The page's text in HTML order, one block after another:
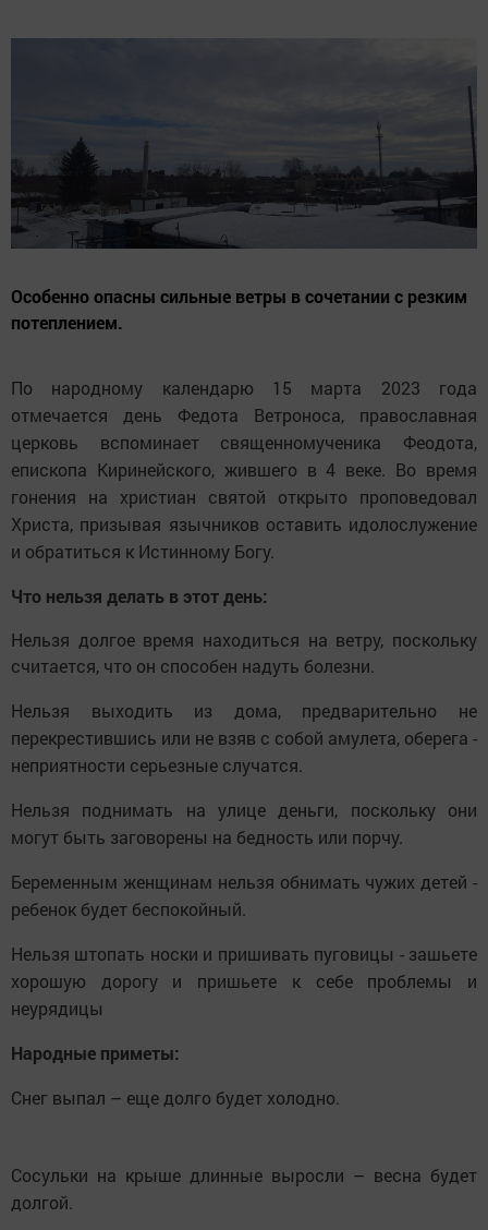
Особенно опасны сильные ветры в сочетании с резким
потеплением.
По народному календарю 15 марта 2023 года
отмечается день Федота Ветроноса, православная
церковь вспоминает священномученика Феодота,
епископа Киринейского, жившего в 4 веке. Во время
гонения на христиан святой открыто проповедовал
Христа, призывая язычников оставить идолослужение
и обратиться к Истинному Богу.
Что нельзя делать в этот день:
Нельзя долгое время находиться на ветру, поскольку
считается, что он способен надуть болезни.
Нельзя выходить из дома, предварительно не
перекрестившись или не взяв с собой амулета, оберега -
неприятности серьезные случатся.
Нельзя поднимать на улице деньги, поскольку они
могут быть заговорены на бедность или порчу.
Беременным женщинам нельзя обнимать чужих детей -
ребенок будет беспокойный.
Нельзя штопать носки и пришивать пуговицы - зашьете
хорошую дорогу и пришьете к себе проблемы и
неурядицы
Народные приметы:
Снег выпал – еще долго будет холодно.
Сосульки на крыше длинные выросли – весна будет
долгой.